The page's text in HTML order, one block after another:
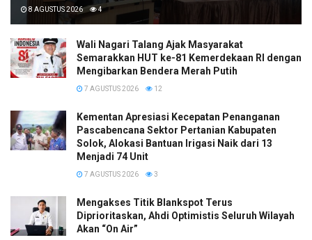
8 AGUSTUS 2026 4
Wali Nagari Talang Ajak Masyarakat
Semarakkan HUT ke-81 Kemerdekaan RI dengan
Mengibarkan Bendera Merah Putih
7 AGUSTUS 2026 12
Kementan Apresiasi Kecepatan Penanganan
Pascabencana Sektor Pertanian Kabupaten
Solok, Alokasi Bantuan Irigasi Naik dari 13
Menjadi 74 Unit
7 AGUSTUS 2026 3
Mengakses Titik Blankspot Terus
Diprioritaskan, Ahdi Optimistis Seluruh Wilayah
Akan “On Air”